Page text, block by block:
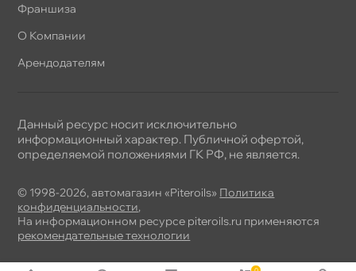
Франшиза
О Компании
Арендодателям
© 1998-2026, автомагазин «Piteroils» Политика
конфиденциальности,
На информационном ресурсе piteroils.ru применяются
рекомендательные технологии
Данный ресурс носит исключительно
информационный характер. Публичной офертой,
определяемой положениями ГК РФ, не является.